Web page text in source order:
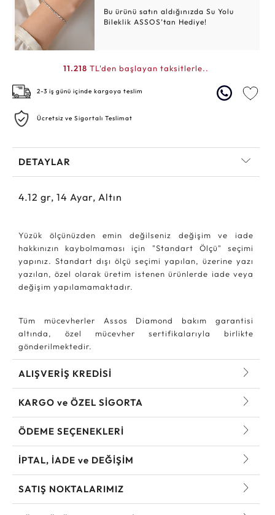
Bu ürünü satın aldığınızda Su Yolu
Bileklik ASSOS’tan Hediye!
11.218 TL'den başlayan taksitlerle..
2-3 iş günü içinde kargoya teslim
Ücretsiz ve Sigortalı Teslimat
DETAYLAR
4.12 gr, 14 Ayar, Altın
Yüzük ölçünüzden emin değilseniz değişim ve iade
hakkınızın kaybolmaması için "Standart Ölçü" seçimi
yapınız. Standart dışı ölçü seçimi yapılan, üzerine yazı
yazılan, özel olarak üretim istenen ürünlerde iade veya
değişim yapılamamaktadır.
Tüm mücevherler Assos Diamond bakım garantisi
altında, özel mücevher sertifikalarıyla birlikte
gönderilmektedir.
ALIŞVERİŞ KREDİSİ
KARGO ve ÖZEL SİGORTA
ÖDEME SEÇENEKLERİ
İPTAL, İADE ve DEĞİŞİM
SATIŞ NOKTALARIMIZ